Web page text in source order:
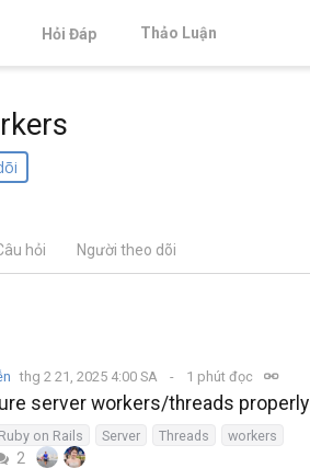
Hỏi Đáp Thảo Luận
hỏi Người theo dõi
thg 2 21, 2025 4:00 SA 1 phút đọc
server workers/threads properly
Ruby on Rails Server Threads workers
2